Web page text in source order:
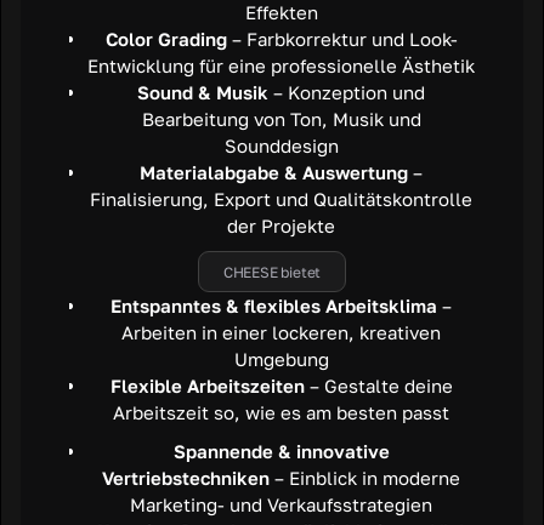
Effekten
Color Grading– Farbkorrektur und Look-
Entwicklung für eine professionelle Ästhetik
Sound & Musik – Konzeption und
Bearbeitung von Ton, Musik und
Sounddesign
Materialabgabe & Auswertung –
Finalisierung, Export und Qualitätskontrolle
der Projekte
CHEESE bietet
Entspanntes & flexibles Arbeitsklima –
Arbeiten in einer lockeren, kreativen
Umgebung
Flexible Arbeitszeiten– Gestalte deine
Arbeitszeit so, wie es am besten passt
Spannende & innovative
Vertriebstechniken – Einblick in moderne
Marketing- und Verkaufsstrategien